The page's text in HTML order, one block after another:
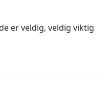
er veldig, veldig viktig